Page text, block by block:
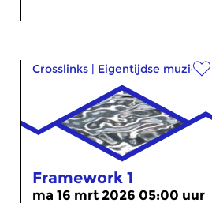
Crosslinks | Eigentijdse muziek
Framework 1
ma 16 mrt 2026 05:00 uur